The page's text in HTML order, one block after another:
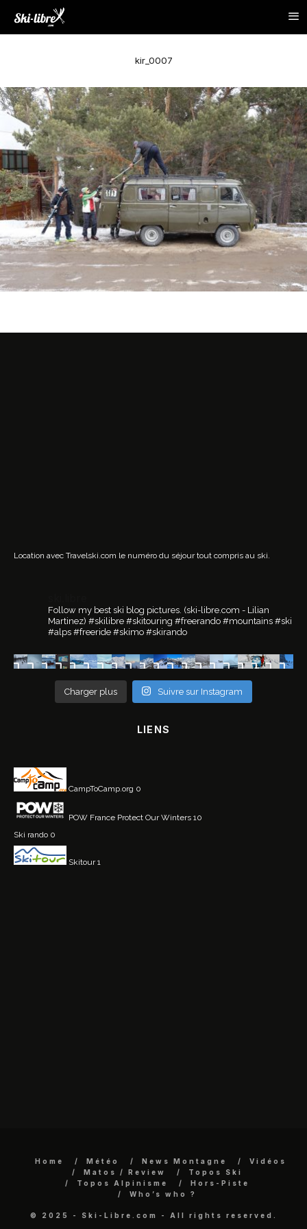
kir_0007
Location avec Travelski.com le numéro du séjour tout compris au ski.
Follow my best ski blog pictures. (ski-libre.com - Lilian
Martinez) #skilibre #skitouring #freerando #mountains #ski
#alps #freeride #skimo #skirando
Charger plus Suivre sur Instagram
LIENS
CampToCamp.org 0
POW France Protect Our Winters 10
Ski rando 0
Skitour1
Home Météo News Montagne
Vidéos
Matos / Review
Topos Ski
Topos Alpinisme
Hors-Piste
Who’s who ?
© 2025 - Ski-Libre.com - All rights reserved.